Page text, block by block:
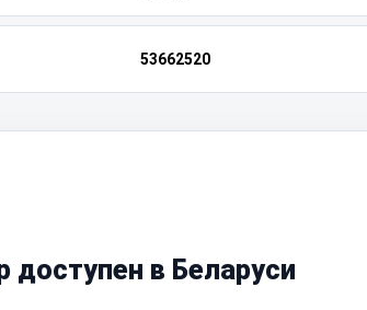
53662520
доступен в Беларуси